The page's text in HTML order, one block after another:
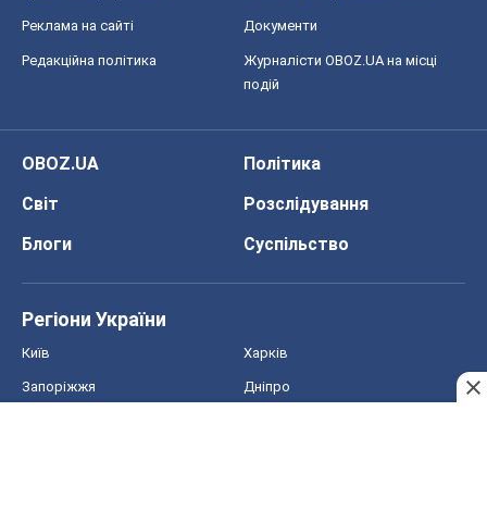
Реклама на сайті Документи
Редакційна політика
Журналісти OBOZ.UA на місці
подій
OBOZ.UA
Політика
Світ
Розслідування
Блоги
Суспільство
Регіони України
Київ Харків
Запоріжжя Дніпро